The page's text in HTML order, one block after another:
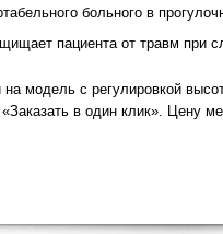
больного в
пациента от травм при
модель с регулировкой
в один клик». Цену